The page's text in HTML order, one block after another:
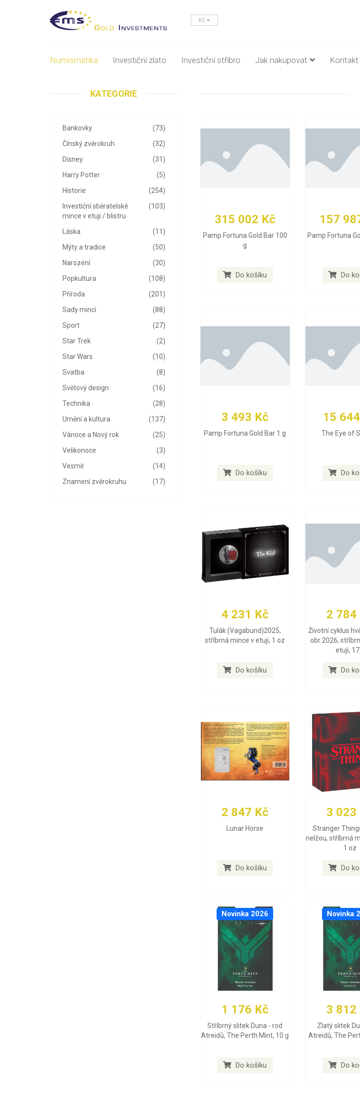
Kč
Numismatika Investiční zlato Investiční stříbro Jak nakupovat Kontakt
KATEGORIE
(73)
Bankovky
(32)
Čínský zvěrokruh
(31)
Disney
(5)
Harry Potter
(254)
Historie
(103)
Investiční sběratelské
mince v etuji / blistru
(11)
Láska
(50)
Mýty a tradice
(30)
Narození
(108)
Popkultura
(201)
Příroda
(88)
Sady mincí
(27)
Sport
(2)
Star Trek
(10)
Star Wars
(8)
Svatba
(16)
Světový design
(28)
Technika
(137)
Umění a kultura
(25)
Vánoce a Nový rok
(3)
Velikonoce
(14)
Vesmír
(17)
Znamení zvěrokruhu
315 002 Kč
Pamp Fortuna Gold Bar 100
g
Do košíku
157
Pamp Fortuna
Do
3 493 Kč
Pamp Fortuna Gold Bar 1 g
Do košíku
15
The Eye of
Do
4 231 Kč
Tulák (Vagabund)2025,
stříbrná mince v etuji, 1 oz
Do košíku
2 784
Životní cyklus
obr 2026,
etuji,
Do
2 847 Kč
Lunar Horse
Do košíku
3 023
Stranger
nelžou, stříbrná
1 oz
Do
Novinka 2026
1 176 Kč
Stříbrný slitek Duna - rod
Atreidů, The Perth Mint, 10 g
Do košíku
Novinka
3 812
Zlatý slitek
Atreidů, The
Do